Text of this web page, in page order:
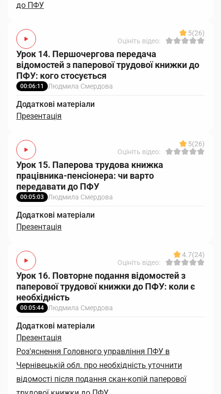
до ПФУ
5(26)
Оцініть відео:
Урок 14. Першочергова передача
відомостей з паперової трудової книжки до
ПФУ: кого стосується
00:06:11 Людмила Смердова
Додаткові матеріали
Презентація
5(26)
Оцініть відео:
Урок 15. Паперова трудова книжка
працівника-пенсіонера: чи варто
передавати до ПФУ
00:05:03 Людмила Смердова
Додаткові матеріали
Презентація
4.7(24)
Оцініть відео:
Урок 16. Повторне подання відомостей з
паперової трудової книжки до ПФУ: коли є
необхідність
00:05:44 Людмила Смердова
Додаткові матеріали
Презентація
Роз'яснення Головного управління ПФУ в
Чернівецькій обл. про необхідність уточнити
відомості після подання скан-копій паперової